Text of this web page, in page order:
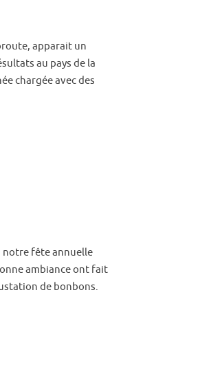
apparait un
au pays de la
chargée avec des
notre fête annuelle
ambiance ont fait
de bonbons.